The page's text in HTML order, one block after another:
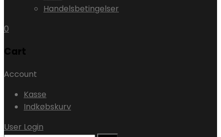
Handelsbetingelser
0
Cart
Account
Kasse
Indkøbskurv
User Login